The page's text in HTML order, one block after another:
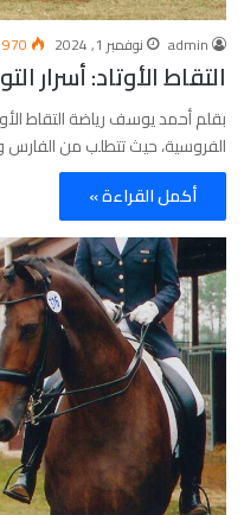
admin نوفمبر 1, 2024 970
التقاط الأوتاد: أسرار
بقلم أحمد يوسف رياضة التقاط
الفروسية، حيث تتطلب من الفارس
أكمل القراءة »